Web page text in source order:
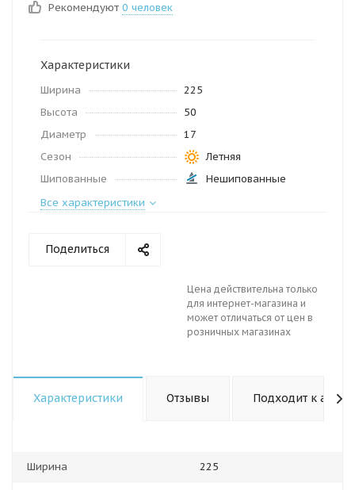
Рекомендуют 0 человек
Характеристики
Ширина
225
Высота
50
Диаметр
17
Сезон
Летняя
Шипованные
Нешипованные
Все характеристики
Поделиться
Цена действительна только
для интернет-магазина и
может отличаться от цен в
розничных магазинах
Характеристики Отзывы Подходит к авто
Ширина 225